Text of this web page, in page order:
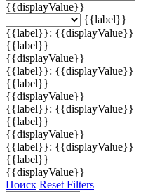
{{displayValue}}
{{label}}
{{label}}: {{displayValue}}
{{label}}
{{displayValue}}
{{label}}: {{displayValue}}
{{label}}
{{displayValue}}
{{label}}: {{displayValue}}
{{label}}
{{displayValue}}
{{label}}: {{displayValue}}
{{label}}
{{displayValue}}
Поиск Reset Filters